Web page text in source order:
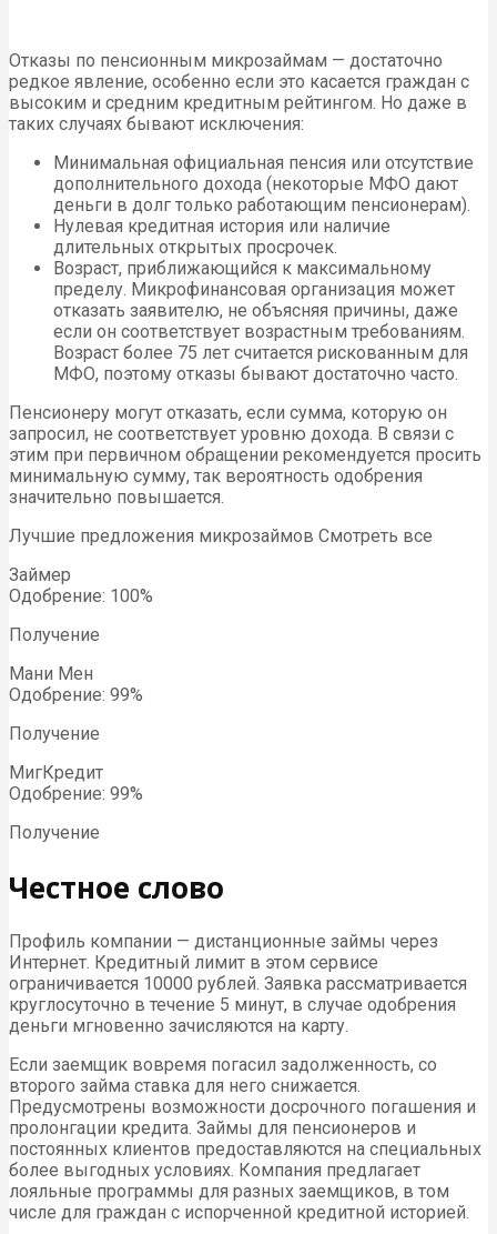
Отказы по пенсионным микрозаймам — достаточно
редкое явление, особенно если это касается граждан с
высоким и средним кредитным рейтингом. Но даже в
таких случаях бывают исключения:
Минимальная официальная пенсия или отсутствие
дополнительного дохода (некоторые МФО дают
деньги в долг только работающим пенсионерам).
Нулевая кредитная история или наличие
длительных открытых просрочек.
Возраст, приближающийся к максимальному
пределу. Микрофинансовая организация может
отказать заявителю, не объясняя причины, даже
если он соответствует возрастным требованиям.
Возраст более 75 лет считается рискованным для
МФО, поэтому отказы бывают достаточно часто.
Пенсионеру могут отказать, если сумма, которую он
запросил, не соответствует уровню дохода. В связи с
этим при первичном обращении рекомендуется просить
минимальную сумму, так вероятность одобрения
значительно повышается.
Лучшие предложения микрозаймов Смотреть все
Займер
Одобрение: 100%
Получение
Мани Мен
Одобрение: 99%
Получение
МигКредит
Одобрение: 99%
Получение
Честное слово
Профиль компании — дистанционные займы через
Интернет. Кредитный лимит в этом сервисе
ограничивается 10000 рублей. Заявка рассматривается
круглосуточно в течение 5 минут, в случае одобрения
деньги мгновенно зачисляются на карту.
Если заемщик вовремя погасил задолженность, со
второго займа ставка для него снижается.
Предусмотрены возможности досрочного погашения и
пролонгации кредита. Займы для пенсионеров и
постоянных клиентов предоставляются на специальных
более выгодных условиях. Компания предлагает
лояльные программы для разных заемщиков, в том
числе для граждан с испорченной кредитной историей.